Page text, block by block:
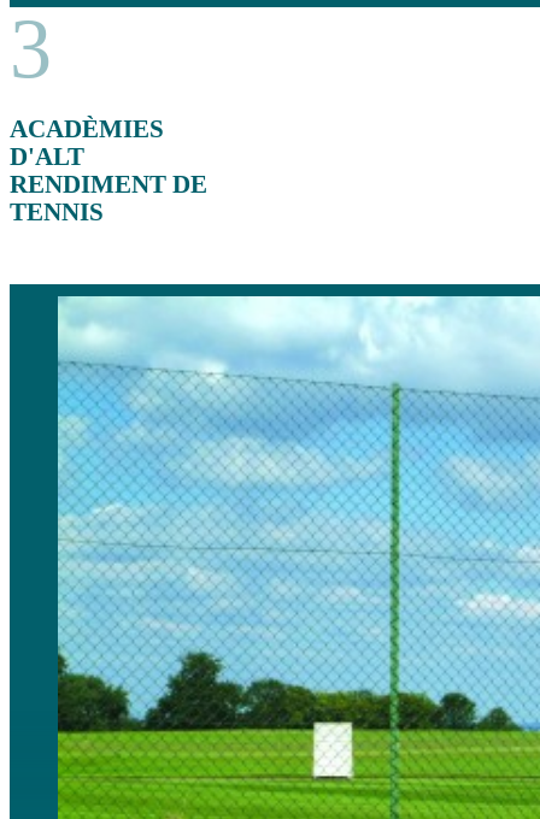
3
ACADÈMIES
D'ALT
RENDIMENT DE
TENNIS